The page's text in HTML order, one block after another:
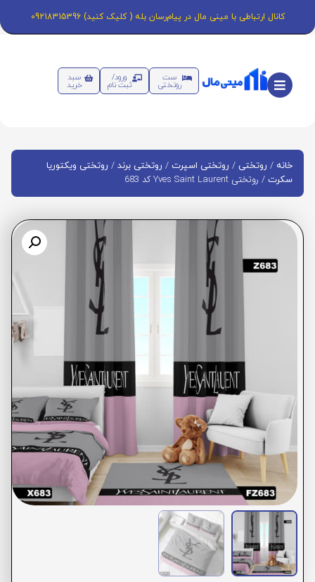
کانال ارتباطی با مینی مال در پیام‌رسان بله ( کلیک کنید) 09218315396
ست
روتختی
ورود/
ثبت نام
سبد
خرید
خانه / روتختی / روتختی اسپرت / روتختی برند / روتختی ویکتوریا
سکرت / روتختی Yves Saint Laurent کد 683